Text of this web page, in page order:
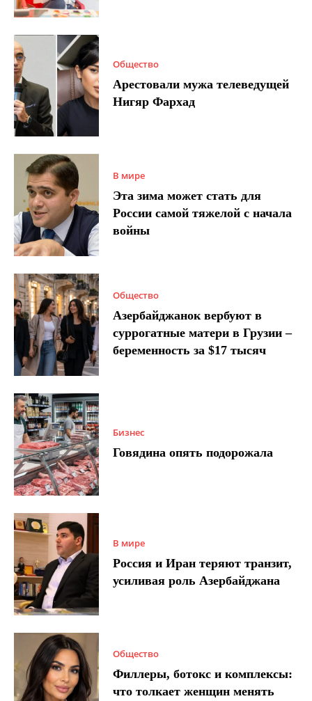
Общество
Арестовали мужа телеведущей
Нигяр Фархад
В мире
Эта зима может стать для
России самой тяжелой с начала
войны
Общество
Азербайджанок вербуют в
суррогатные матери в Грузии –
беременность за $17 тысяч
Бизнес
Говядина опять подорожала
В мире
Россия и Иран теряют транзит,
усиливая роль Азербайджана
Общество
Филлеры, ботокс и комплексы:
что толкает женщин менять